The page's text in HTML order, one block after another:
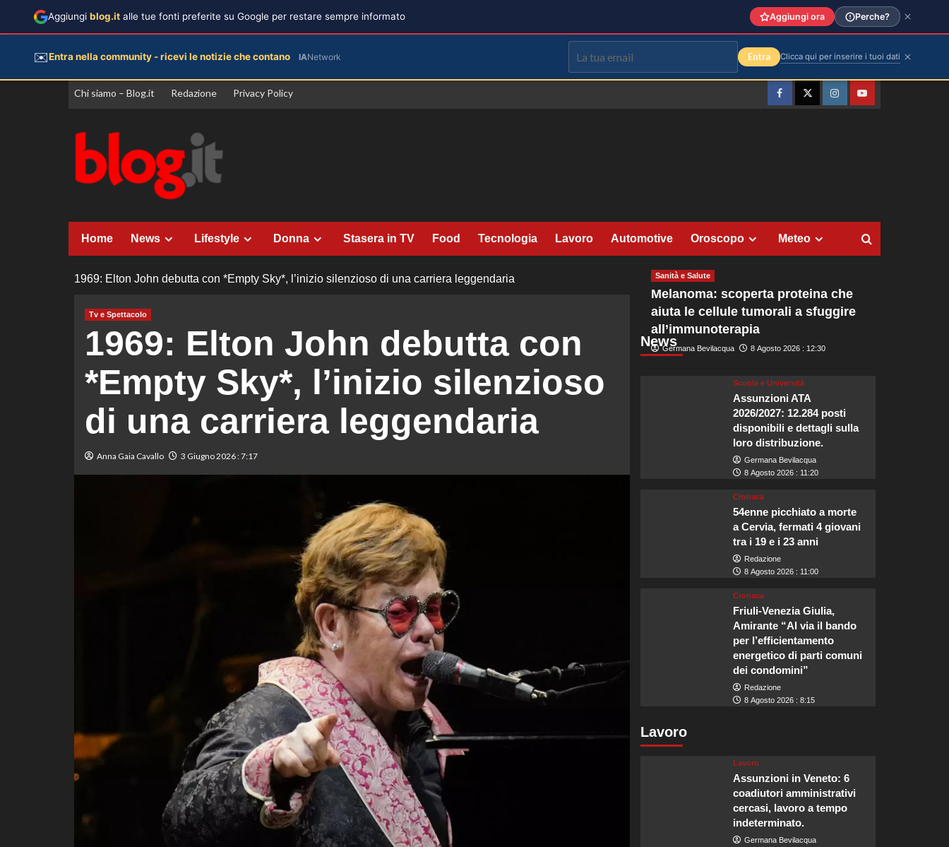
Vai
Chi siamo – Blog.it Redazione Privacy Policy
FacebookTwitterInstagramYouTube
Home News Lifestyle Donna Stasera in TV Food Tecnologia Lavoro Automotive Oroscopo Meteo
1969: Elton John debutta con *Empty Sky*, l’inizio silenzioso di una carriera leggendaria
Tv e Spettacolo
1969: Elton John debutta con
*Empty Sky*, l’inizio silenzioso
di una carriera leggendaria
Anna Gaia Cavallo 3 Giugno 2026 : 7:17
News
Sanità e Salute
Melanoma: scoperta proteina che
aiuta le cellule tumorali a sfuggire
all’immunoterapia
Germana Bevilacqua 8 Agosto 2026 : 12:30
Scuola e Università
Assunzioni ATA
2026/2027: 12.284 posti
disponibili e dettagli sulla
loro distribuzione.
Germana Bevilacqua
8 Agosto 2026 : 11:20
Cronaca
54enne picchiato a morte
a Cervia, fermati 4 giovani
tra i 19 e i 23 anni
Redazione
8 Agosto 2026 : 11:00
Cronaca
Friuli-Venezia Giulia,
Amirante “Al via il bando
per l’efficientamento
energetico di parti comuni
dei condomini”
Redazione
8 Agosto 2026 : 8:15
Lavoro
Lavoro
Assunzioni in Veneto: 6
coadiutori amministrativi
cercasi, lavoro a tempo
indeterminato.
Germana Bevilacqua
Aggiungi blog.it alle tue fonti preferite su Google per restare sempre informato Aggiungi ora Perche?
✉️Entra nella community - ricevi le notizie che contano IANetwork Entra Clicca qui per inserire i tuoi dati